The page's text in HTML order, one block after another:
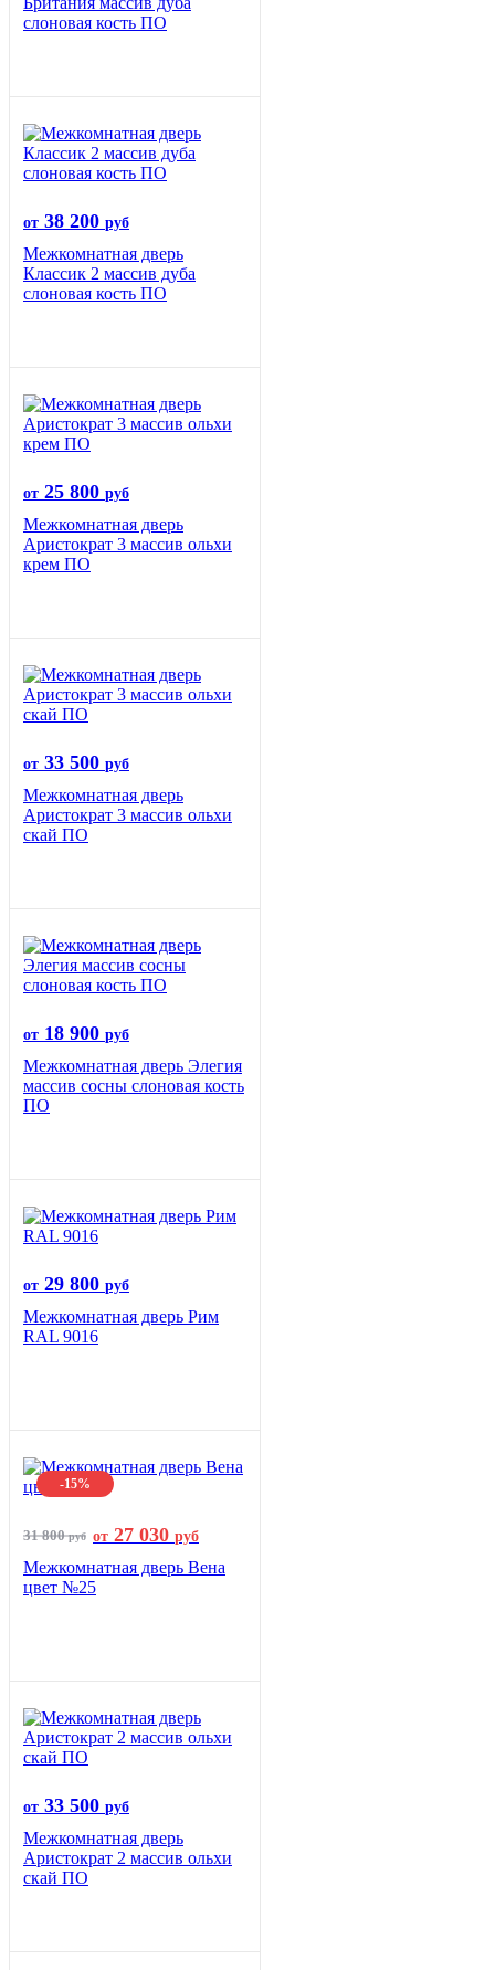
слоновая кость ПО
от 38 200 руб
Межкомнатная дверь
Классик 2 массив дуба
слоновая кость ПО
от 25 800 руб
Межкомнатная дверь
Аристократ 3 массив ольхи
крем ПО
от 33 500 руб
Межкомнатная дверь
Аристократ 3 массив ольхи
скай ПО
от 18 900 руб
Межкомнатная дверь Элегия
массив сосны слоновая кость
ПО
от 29 800 руб
Межкомнатная дверь Рим
RAL 9016
-15%
31 800руб от 27 030 руб
Межкомнатная дверь Вена
цвет №25
от 33 500 руб
Межкомнатная дверь
Аристократ 2 массив ольхи
скай ПО